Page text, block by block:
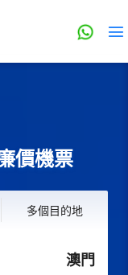
價機票
多個目的地
澳門